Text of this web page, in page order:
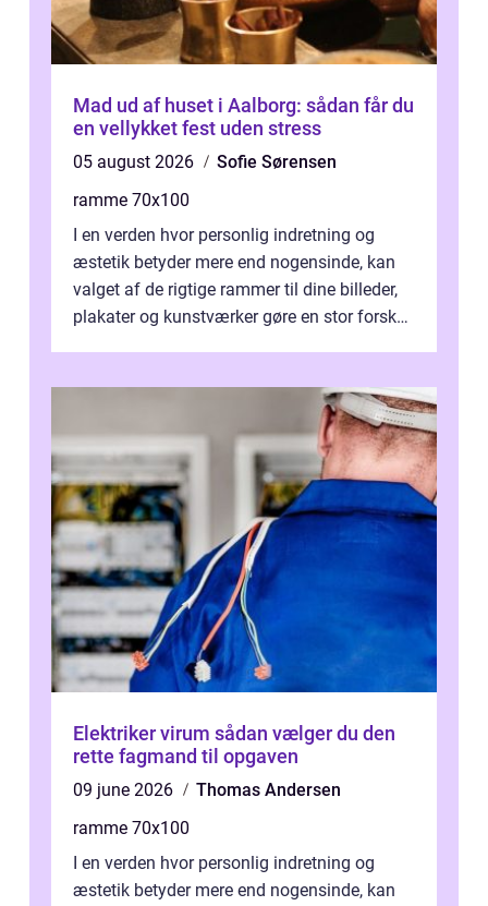
Mad ud af huset i Aalborg: sådan får du
en vellykket fest uden stress
05 august 2026
Sofie Sørensen
ramme 70x100
I en verden hvor personlig indretning og
æstetik betyder mere end nogensinde, kan
valget af de rigtige rammer til dine billeder,
plakater og kunstværker gøre en stor forskel.
Elektriker virum sådan vælger du den
rette fagmand til opgaven
09 june 2026
Thomas Andersen
ramme 70x100
I en verden hvor personlig indretning og
æstetik betyder mere end nogensinde, kan